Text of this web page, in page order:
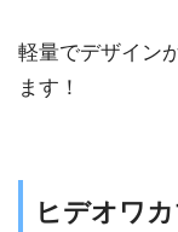
軽量でデザイン
ます！
ヒデオワ